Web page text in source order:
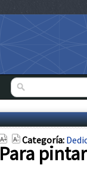
Categoría:
Para